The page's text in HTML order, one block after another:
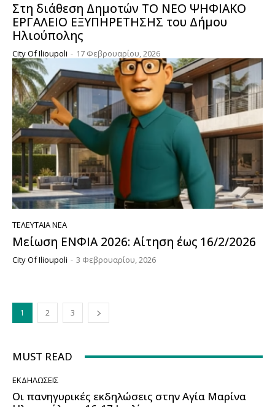
Στη διάθεση Δημοτών ΤΟ ΝΕΟ ΨΗΦΙΑΚΟ
ΕΡΓΑΛΕΙΟ ΕΞΥΠΗΡΕΤΗΣΗΣ του Δήμου
Ηλιούπολης
City Of Ilioupoli - 17 Φεβρουαρίου, 2026
ΤΕΛΕΥΤΑΊΑ ΝΈΑ
Μείωση ΕΝΦΙΑ 2026: Αίτηση έως 16/2/2026
City Of Ilioupoli - 3 Φεβρουαρίου, 2026
1 2 3
MUST READ
ΕΚΔΗΛΏΣΕΙΣ
Οι πανηγυρικές εκδηλώσεις στην Αγία Μαρίνα